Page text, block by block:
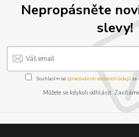
Nepropásněte
slevy!
Souhlasím se zpracováním osobních údajůza
Můžete se kdykoli odhlásit.